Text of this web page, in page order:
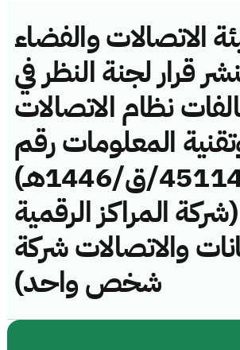
الاتصالات والفضاء
قرار لجنة النظر في
نظام الاتصالات
المعلومات رقم
(451141357/ق/1446هـ)
المراكز الرقمية
والاتصالات شركة
شخص واحد)